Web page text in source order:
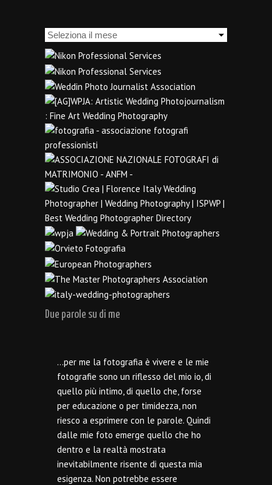
Archivi
Due parole su di me
…per me la fotografia è vivere e le mie
fotografie sono un riflesso del mio io, di
quello più intimo, di quello che, forse
per educazione o per timidezza, non
riesco a esprimere con le parole. Quindi
dalle mie foto emerge quello che ho
dentro e la realtà mostrata
inevitabilmente risente di questa mia
esigenza. Non potrebbe essere